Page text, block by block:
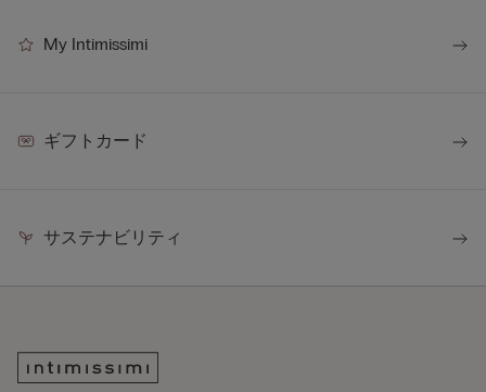
My Intimissimi
ギフトカード
サステナビリティ